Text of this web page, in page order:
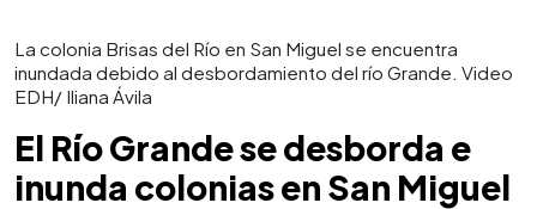
La colonia Brisas del Río en San Miguel se encuentra
inundada debido al desbordamiento del río Grande. Video
EDH/ Iliana Ávila
El Río Grande se desborda e
inunda colonias en San Miguel